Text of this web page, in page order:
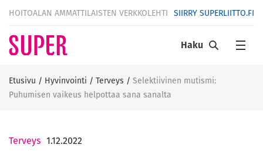
HOITOALAN AMMATTILAISTEN VERKKOLEHTI SIIRRY SUPERLIITTO.FI
Haku
Etusivu / Hyvinvointi / Terveys / Selektiivinen mutismi:
Puhumisen vaikeus helpottaa sana sanalta
Terveys 1.12.2022